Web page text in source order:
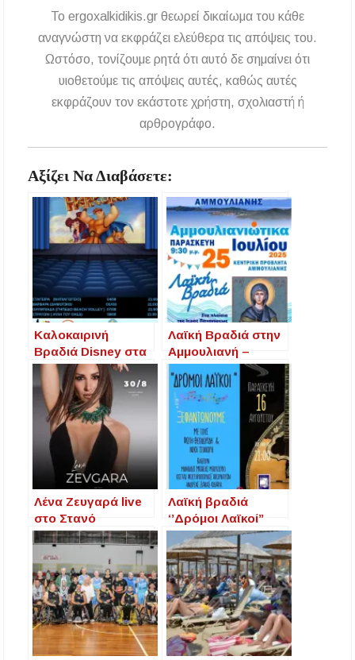
To ergoxalkidikis.gr θεωρεί δικαίωμα του κάθε
αναγνώστη να εκφράζει ελεύθερα τις απόψεις του.
Ωστόσο, τονίζουμε ρητά ότι αυτό δε σημαίνει ότι
υιοθετούμε τις απόψεις αυτές, καθώς αυτές
εκφράζουν τον εκάστοτε χρήστη, σχολιαστή ή
αρθρογράφο.
Αξίζει Να Διαβάσετε:
Καλοκαιρινή
Βραδιά Disney στα
Στάγειρα: Δωρεάν
Υπαίθρια Προβολή
με τον «Ηρακλή»!
Λαϊκή Βραδιά στην
Αμμουλιανή –
Παρασκευή 25
Ιουλίου 2025
Λένα Ζευγαρά live
στο Στανό
Χαλκιδικής – 30
Αυγούστου η λαϊκή
βραδιά που
περιμέναμε!
Λαϊκή βραδιά
‘’Δρόμοι Λαϊκοί’’
στη Νέα Ηράκλεια